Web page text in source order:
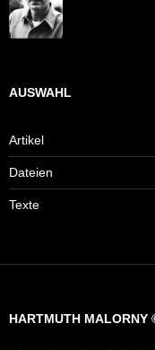
AUSWAHL
Artikel
Dateien
Texte
HARTMUTH MALORNY